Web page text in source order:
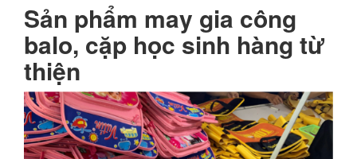
Sản phẩm may gia công
balo, cặp học sinh hàng từ
thiện